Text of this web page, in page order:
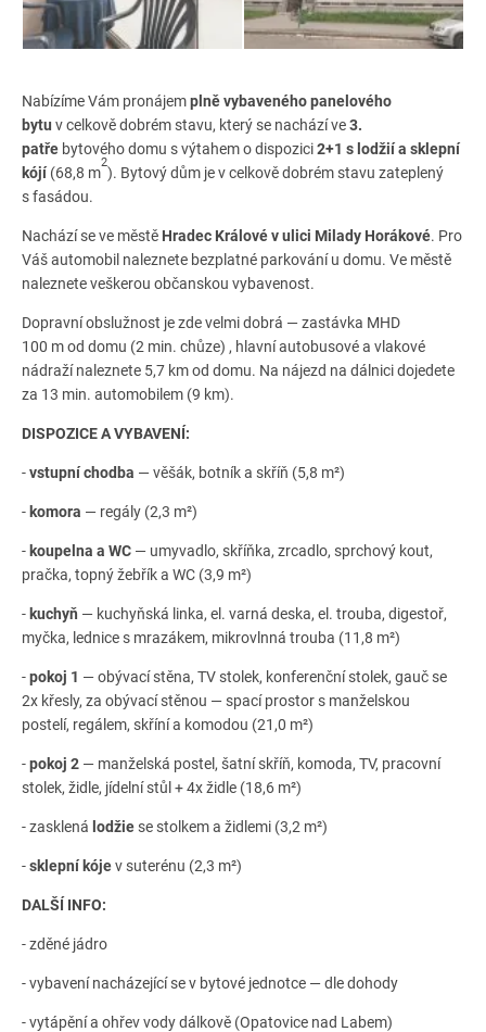
Nabízíme Vám pronájemplněvybaveného panelového
bytu v celkově dobrém stavu, který se nachází ve3.
patře bytového domu s výtahem o dispozici2+1 s lodžií a sklepní
kójí (68,8 m
2
). Bytový dům je v celkově dobrém stavu zateplený
s fasádou.
Nachází se ve městě Hradec Královév ulici Milady Horákové. Pro
Váš automobil naleznete bezplatné parkování u domu. Ve městě
naleznete veškerou občanskou vybavenost.
Dopravní obslužnost je zde velmi dobrá — zastávka MHD
100 m od domu (2 min. chůze) , hlavní autobusové a vlakové
nádraží naleznete 5,7 km od domu. Na nájezd na dálnici dojedete
za 13 min. automobilem (9 km).
DISPOZICE A VYBAVENÍ:
-vstupní chodba — věšák, botník a skříň (5,8 m²)
- komora — regály (2,3 m²)
- koupelna a WC — umyvadlo, skříňka, zrcadlo, sprchový kout,
pračka, topný žebřík a WC (3,9 m²)
- kuchyň — kuchyňská linka, el. varná deska, el. trouba, digestoř,
myčka, lednice s mrazákem, mikrovlnná trouba (11,8 m²)
-pokoj 1 — obývací stěna, TV stolek, konferenční stolek, gauč se
2x křesly, za obývací stěnou — spací prostor s manželskou
postelí, regálem, skříní a komodou (21,0 m²)
-pokoj 2 — manželská postel, šatní skříň, komoda, TV, pracovní
stolek, židle, jídelní stůl + 4x židle (18,6 m²)
- zasklená lodžie se stolkem a židlemi (3,2 m²)
-sklepní kójev suterénu (2,3 m²)
DALŠÍ INFO:
- zděné jádro
- vybavení nacházející se v bytové jednotce — dle dohody
- vytápění a ohřev vody dálkově (Opatovice nad Labem)